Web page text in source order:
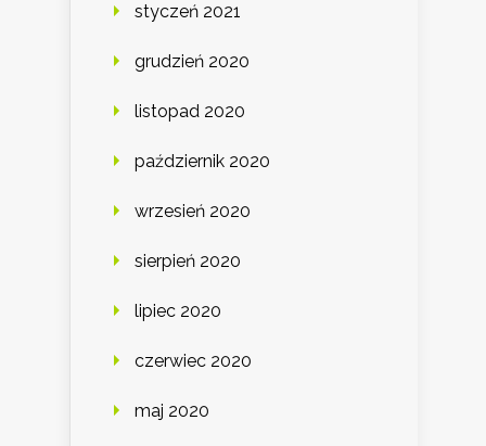
styczeń 2021
grudzień 2020
listopad 2020
październik 2020
wrzesień 2020
sierpień 2020
lipiec 2020
czerwiec 2020
maj 2020